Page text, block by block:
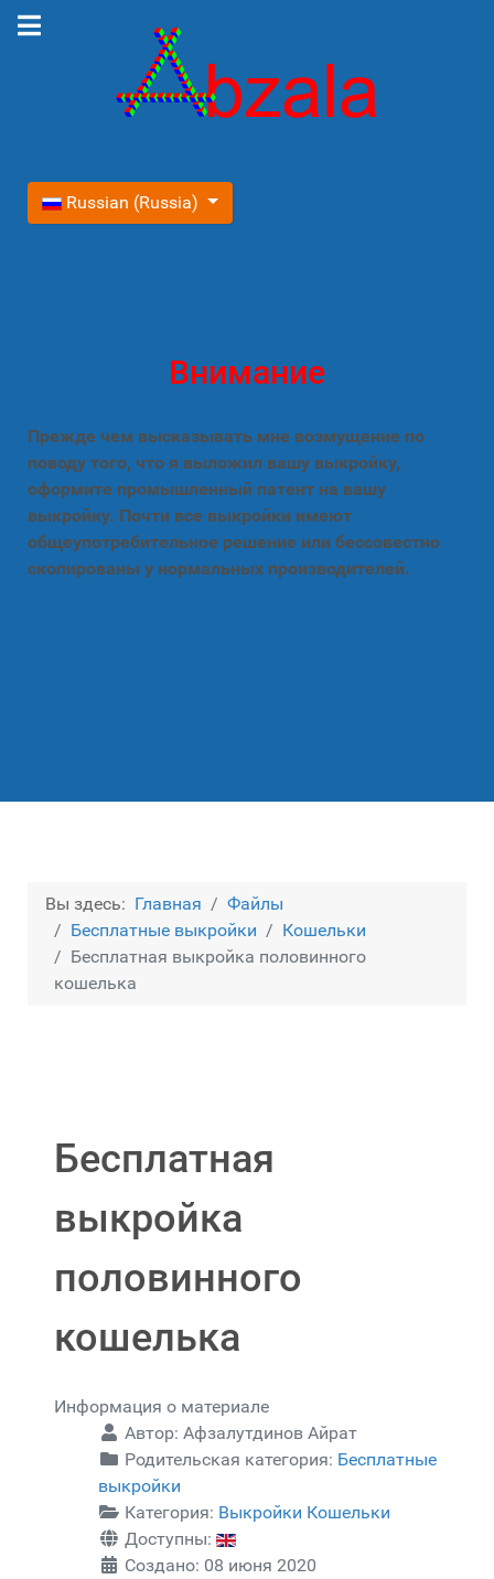
Выберите язык
Russian (Russia)
Внимание
Прежде чем высказывать мне возмущение по
поводу того, что я выложил вашу выкройку,
оформите промышленный патент на вашу
выкройку. Почти все выкройки имеют
общеупотребительное решение или бессовестно
скопированы у нормальных производителей.
Вы здесь: Главная
Файлы
Бесплатные выкройки
Кошельки
Бесплатная выкройка половинного
кошелька
Бесплатная
выкройка
половинного
кошелька
Информация о материале
Автор: Афзалутдинов Айрат
Родительская категория: Бесплатные
выкройки
Категория: Выкройки Кошельки
Доступны:
Создано: 08 июня 2020